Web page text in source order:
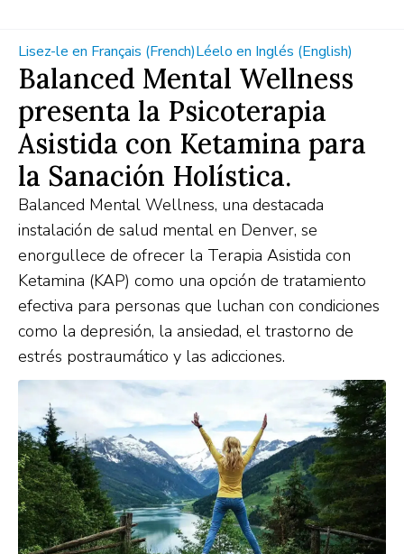
Lisez-le en Français (French)Léelo en Inglés (English)
Balanced Mental Wellness
presenta la Psicoterapia
Asistida con Ketamina para
la Sanación Holística.
Balanced Mental Wellness, una destacada
instalación de salud mental en Denver, se
enorgullece de ofrecer la Terapia Asistida con
Ketamina (KAP) como una opción de tratamiento
efectiva para personas que luchan con condiciones
como la depresión, la ansiedad, el trastorno de
estrés postraumático y las adicciones.